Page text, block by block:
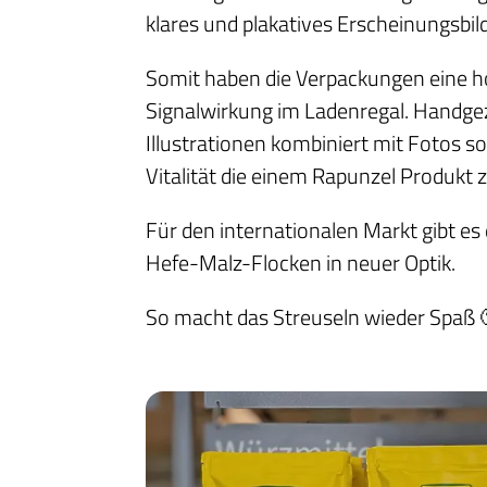
klares und plakatives
Somit haben die Verpackungen eine
Signalwirkung im Ladenregal.
Illustrationen kombiniert mit Fotos
Vitalität die einem Rapunzel Produkt
Für den internationalen Markt gibt
Hefe-Malz-Flocken in neuer Optik.
So macht das Streuseln wieder Spaß